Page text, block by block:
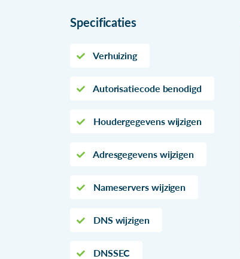
Specificaties
Verhuizing
Autorisatiecode benodigd
Houdergegevens wijzigen
Adresgegevens wijzigen
Nameservers wijzigen
DNS wijzigen
DNSSEC